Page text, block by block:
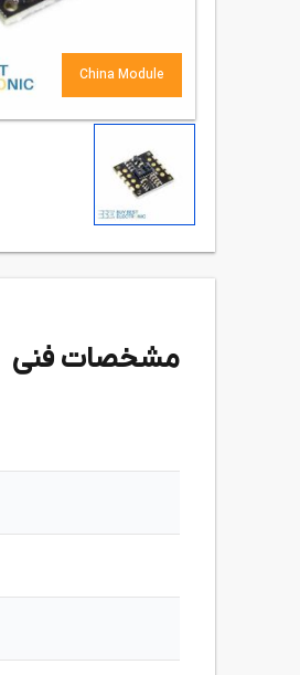
China Module
مشخصات فنی